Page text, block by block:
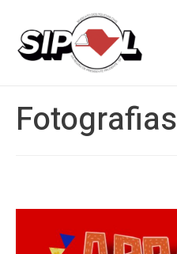
Fotografias